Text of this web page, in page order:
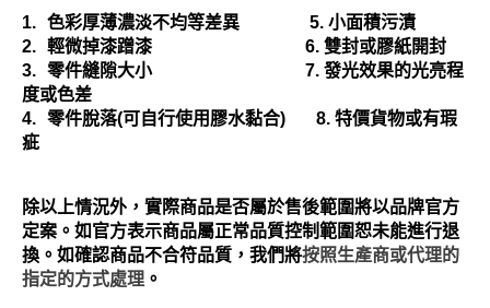
1. 色彩厚薄濃淡不均等差異 5. 小面積污漬
2. 輕微掉漆蹭漆 6. 雙封或膠紙開封
3. 零件縫隙大小 7. 發光效果的光亮程
度或色差
4. 零件脫落(可自行使用膠水黏合) 8. 特價貨物或有瑕
疵
除以上情況外，實際商品是否屬於售後範圍將以品牌官方
定案。如官方表示商品屬正常品質控制範圍恕未能進行退
換。如確認商品不合符品質，我們將按照生產商或代理的
指定的方式處理 。